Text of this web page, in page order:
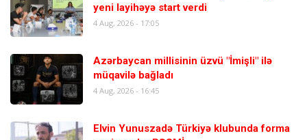
yeni layihəyə start verdi
4 Aug, 2026 - 17:05
Azərbaycan millisinin üzvü "İmişli" ilə
müqavilə bağladı
4 Aug, 2026 - 16:45
Elvin Yunuszadə Türkiyə klubunda forma